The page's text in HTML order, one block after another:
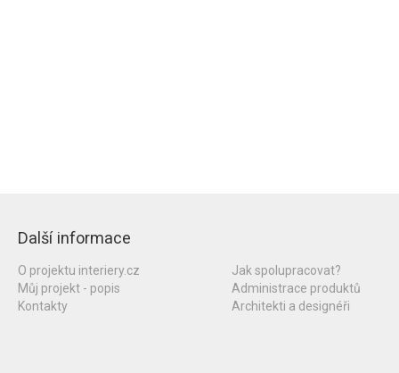
Další informace
O projektu interiery.cz
Můj projekt - popis
Kontakty
Jak spolupracovat?
Administrace produktů
Architekti a designéři